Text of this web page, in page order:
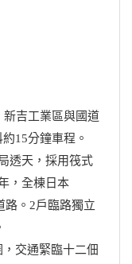
新吉工業區與國道
15分鐘車程。
透天，採用筏式
，全棟日本
路。2戶臨路獨立
交通緊臨十二佃